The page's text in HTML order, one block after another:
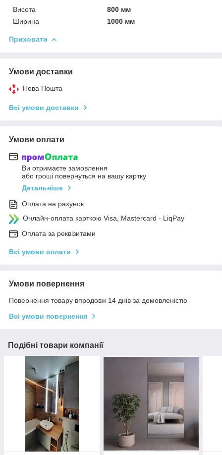
Висота
800 мм
Ширина
1000 мм
Приховати
Умови доставки
Нова Пошта
Всі умови доставки
Умови оплати
Ви отримаєте замовлення
або гроші повернуться на вашу картку
Детальніше
Оплата на рахунок
Онлайн-оплата карткою Visa, Mastercard - LiqPay
Оплата за реквізитами
Всі умови оплати
Умови повернення
Повернення товару впродовж 14 днів за домовленістю
Всі умови повернення
Подібні товари компанії